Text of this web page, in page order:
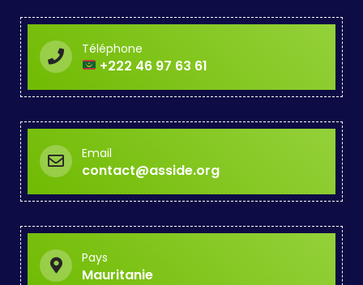
Téléphone
+222 46 97 63 61
Email
contact@asside.org
Pays
Mauritanie